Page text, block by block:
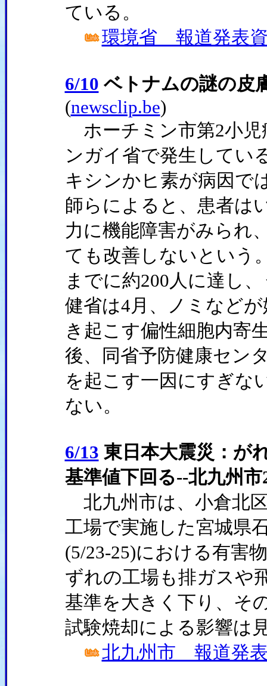
ている。
環境省 報道発表
6/10 ベトナムの謎の皮
(newsclip.be)
ホーチミン市第2小児
ンガイ省で発生してい
キシンかヒ素が病因で
師らによると、患者は
力に機能障害がみられ
ても改善しないという
までに約200人に達し
健省は4月、ノミなど
き起こす偏性細胞内寄
後、同省予防健康セン
を起こす一因にすぎな
ない。
6/13 東日本大震災：が
基準値下回る--北九州
北九州市は、小倉北
工場で実施した宮城県
(5/23-25)における有害
ずれの工場も排ガスや
基準を大きく下り、そ
試験焼却による影響は
北九州市 報道発表